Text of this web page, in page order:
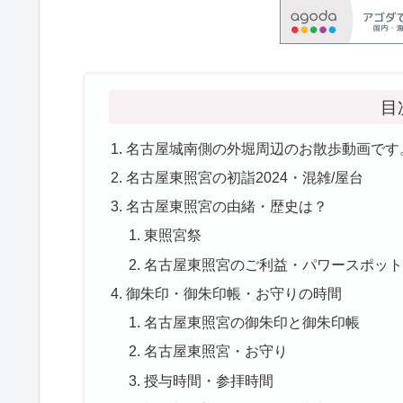
目
名古屋城南側の外堀周辺のお散歩動画です
名古屋東照宮の初詣2024・混雑/屋台
名古屋東照宮の由緒・歴史は？
東照宮祭
名古屋東照宮のご利益・パワースポット
御朱印・御朱印帳・お守りの時間
名古屋東照宮の御朱印と御朱印帳
名古屋東照宮・お守り
授与時間・参拝時間